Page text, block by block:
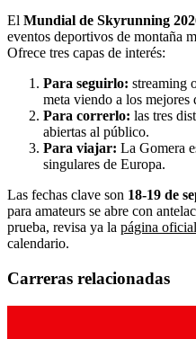
El Mundial de Skyrunning
eventos deportivos de montaña
Ofrece tres capas de interés:
Para seguirlo: streaming
meta viendo a los mejores
Para correrlo: las tres
abiertas al público.
Para viajar: La Gomera
singulares de Europa.
Las fechas clave son 18-19 de
para amateurs se abre con
prueba, revisa ya la página
calendario.
Carreras relacionadas